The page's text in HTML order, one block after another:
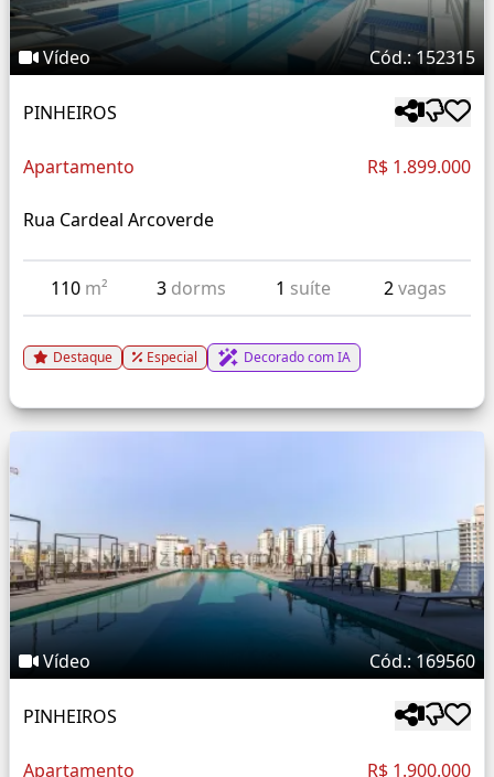
Vídeo Cód.: 152315
PINHEIROS
Apartamento R$ 1.899.000
Rua Cardeal Arcoverde
110 m² 3 dorms 1 suíte 2vagas
Destaque Especial Decorado com IA
Vídeo Cód.: 169560
PINHEIROS
Apartamento R$ 1.900.000